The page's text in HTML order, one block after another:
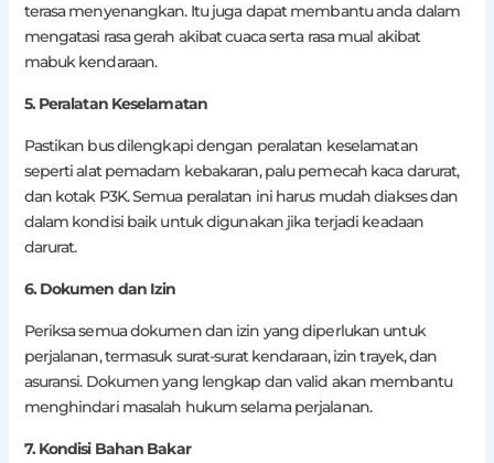
terasa menyenangkan. Itu juga dapat membantu anda dalam
mengatasi rasa gerah akibat cuaca serta rasa mual akibat
mabuk kendaraan.
5. Peralatan Keselamatan
Pastikan bus dilengkapi dengan peralatan keselamatan
seperti alat pemadam kebakaran, palu pemecah kaca darurat,
dan kotak P3K. Semua peralatan ini harus mudah diakses dan
dalam kondisi baik untuk digunakan jika terjadi keadaan
darurat.
6. Dokumen dan Izin
Periksa semua dokumen dan izin yang diperlukan untuk
perjalanan, termasuk surat-surat kendaraan, izin trayek, dan
asuransi. Dokumen yang lengkap dan valid akan membantu
menghindari masalah hukum selama perjalanan.
7. Kondisi Bahan Bakar